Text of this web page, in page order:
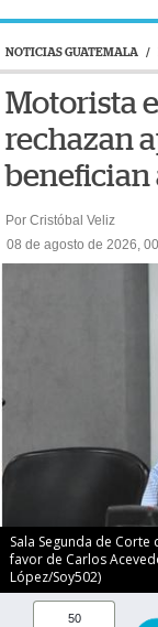
NOTICIAS GUATEMALA /
Motorista
rechazan
benefician
Por Cristóbal Veliz
08 de agosto de 2026,
Sala Segunda de
favor de Carlos
López/Soy502)
50